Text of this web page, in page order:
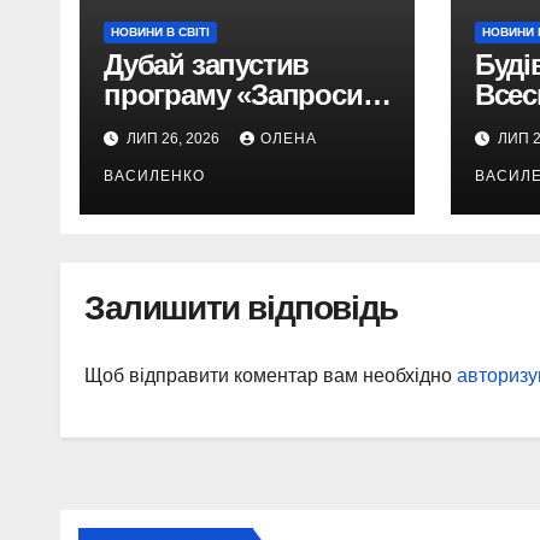
НОВИНИ В СВІТІ
Дубай запустив
програму «Запроси
друга»: як можна
отримати
винагороду за
туристів
ЛИП 26, 2026 ОЛЕНА
ВАСИЛЕНКО
НОВИНИ
ЛИП
Залишити відповідь
Щоб відправити коментар вам необхідно